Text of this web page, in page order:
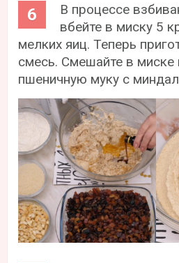
В процессе
вбейте в миску 5
мелких яиц. Теперь
смесь. Смешайте в миске
пшеничную муку с